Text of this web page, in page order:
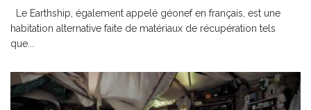
Le Earthship, également appelé géonef en français, est une
habitation alternative faite de matériaux de récupération tels
que...